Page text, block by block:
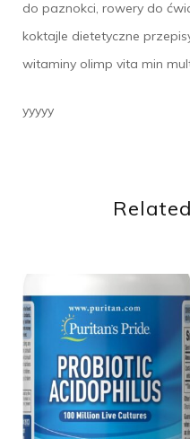
do paznokci, rowery do
koktajle dietetyczne
witaminy olimp vita min
yyyyy